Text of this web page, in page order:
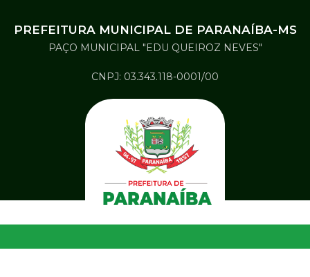
PREFEITURA MUNICIPAL DE PARANAÍBA-MS
PAÇO MUNICIPAL "EDU QUEIROZ NEVES"
CNPJ: 03.343.118-0001/00